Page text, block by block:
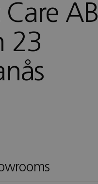
AB
23